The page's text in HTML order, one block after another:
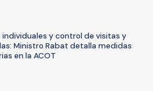
individuales y control de visitas y
Ministro Rabat detalla medidas
en la ACOT